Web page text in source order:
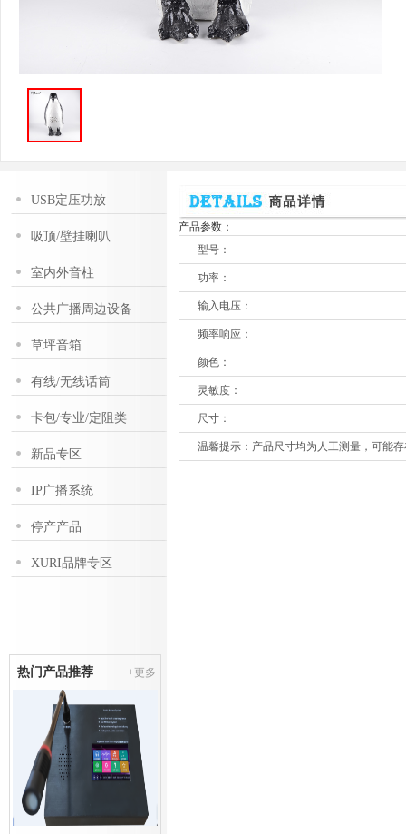
USB定压功放
吸顶/壁挂喇叭
室内外音柱
公共广播周边设备
草坪音箱
有线/无线话筒
卡包/专业/定阻类
新品专区
IP广播系统
停产产品
XURI品牌专区
热门产品推荐 +更多
产品参数：
型号：
功率：
输入电压：
频率响应：
颜色：
灵敏度：
尺寸：
温馨提示：产品尺寸均为人工测量，可能